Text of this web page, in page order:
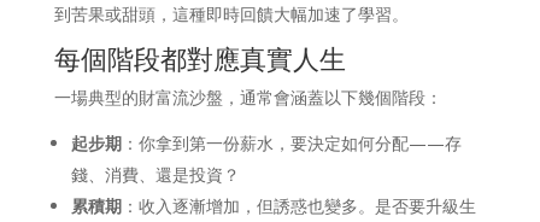
到苦果或甜頭，這種即時回饋大幅加速了學習。
每個階段都對應真實人生
一場典型的財富流沙盤，通常會涵蓋以下幾個階段：
起步期：你拿到第一份薪水，要決定如何分配——存
錢、消費、還是投資？
累積期：收入逐漸增加，但誘惑也變多。是否要升級生